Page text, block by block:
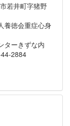
若井町字猪野
症心身
な内